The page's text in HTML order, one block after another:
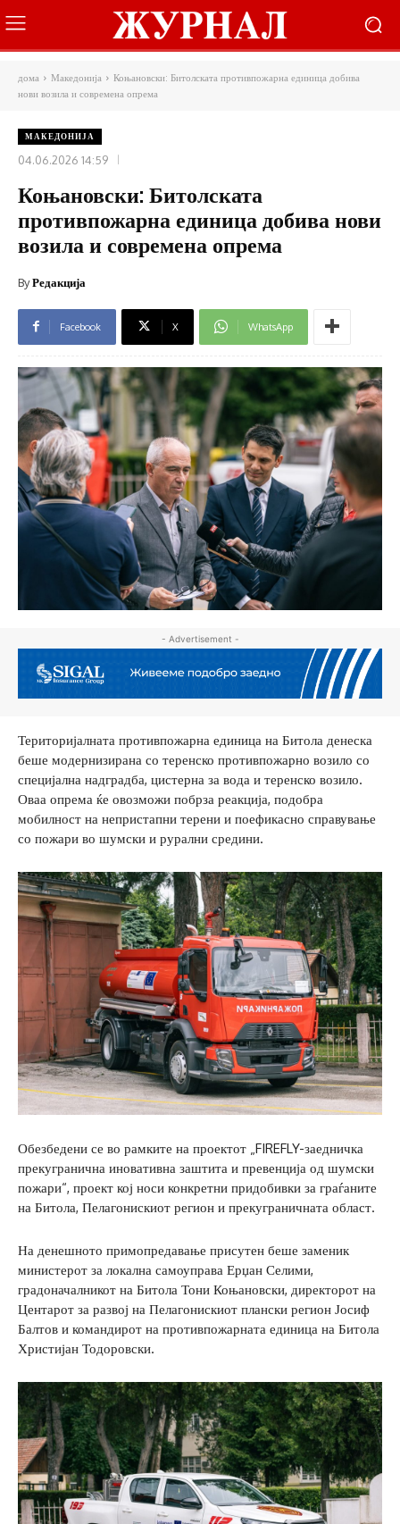
дома Македонија
Коњановски: Битолската противпожарна единица добива
нови возила и современа опрема
МАКЕДОНИЈА
04.06.2026 14:59
Коњановски: Битолската
противпожарна единица добива нови
возила и современа опрема
ByРедакција
Facebook X WhatsApp
- Advertisement -
Територијалната противпожарна единица на Битола денеска
беше модернизирана со теренско противпожарно возило со
специјална надградба, цистерна за вода и теренско возило.
Оваа опрема ќе овозможи побрза реакција, подобра
мобилност на непристапни терени и поефикасно справување
со пожари во шумски и рурални средини.
Обезбедени се во рамките на проектот „FIREFLY-заедничка
прекугранична иновативна заштита и превенција од шумски
пожари“, проект кој носи конкретни придобивки за граѓаните
на Битола, Пелагонискиот регион и прекуграничната област.
На денешното примопредавање присутен беше заменик
министерот за локална самоуправа Ерџан Селими,
градоначалникот на Битола Тони Коњановски, директорот на
Центарот за развој на Пелагонискиот плански регион Јосиф
Балтов и командирот на противпожарната единица на Битола
Христијан Тодоровски.